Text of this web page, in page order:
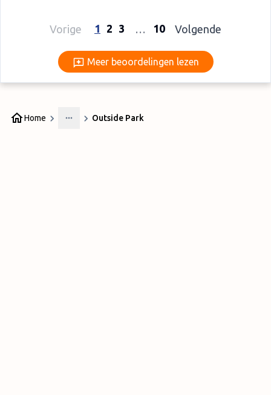
Vorige 1 2 3 … 10 Volgende
Meer beoordelingen lezen
Meer beoordelingen lezen
Home
More
Outside Park